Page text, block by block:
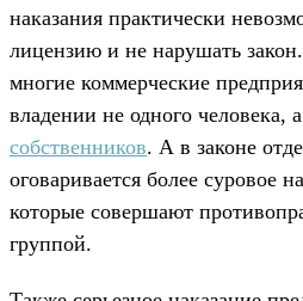
наказания практически
лицензию и не нарушать
многие коммерческие
владении не одного человека,
собственников. А в законе
оговаривается более суровое
которые совершают
группой.